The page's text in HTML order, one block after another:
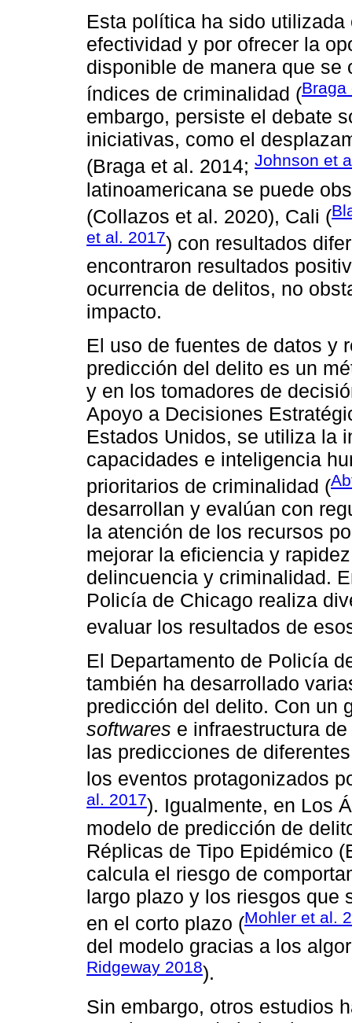
Esta política ha sido
efectividad y por ofrecer la
disponible de manera que
índices de criminalidad (Braga
embargo, persiste el debate
iniciativas, como el
(Braga et al. 2014; Johnson et
latinoamericana se puede
(Collazos et al. 2020), Cali (
et al. 2017) con resultados
encontraron resultados
ocurrencia de delitos, no
impacto.
El uso de fuentes de datos y
predicción del delito es un
y en los tomadores de
Apoyo a Decisiones
Estados Unidos, se utiliza la
capacidades e inteligencia
prioritarios de criminalidad (
desarrollan y evalúan con
la atención de los recursos
mejorar la eficiencia y
delincuencia y criminalidad.
Policía de Chicago realiza
evaluar los resultados de
El Departamento de Policía
también ha desarrollado
predicción del delito. Con un
softwares e infraestructura
las predicciones de
los eventos protagonizados
al. 2017). Igualmente, en Los
modelo de predicción de
Réplicas de Tipo Epidémico
calcula el riesgo de
largo plazo y los riesgos que
en el corto plazo (Mohler et al.
del modelo gracias a los
Ridgeway 2018).
Sin embargo, otros estudios